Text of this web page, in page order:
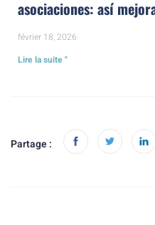
asociaciones: así
février 18, 2026
Lire la suite "
Partage :